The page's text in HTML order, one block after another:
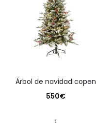
árbol de navidad copen
550€